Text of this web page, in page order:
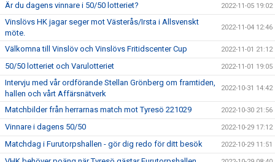
Är du dagens vinnare i 50/50 lotteriet? 2022-11-05 19:02
Vinslövs HK jagar seger mot Västerås/Irsta i Allsvenskt
möte.
2022-11-04 12:46
Välkomna till Vinslöv och Vinslövs Fritidscenter Cup 2022-11-01 21:12
50/50 lotteriet och Varulotteriet 2022-11-01 19:05
Intervju med vår ordförande Stellan Grönberg om framtiden,
hallen och vårt Affärsnätverk
2022-10-31 14:42
Matchbilder från herrarnas match mot Tyresö 221029 2022-10-30 21:56
Vinnare i dagens 50/50 2022-10-29 17:12
Matchdag i Furutorpshallen - gör dig redo för ditt besök 2022-10-29 11:51